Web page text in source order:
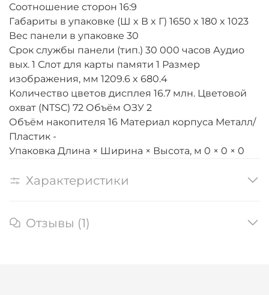
Соотношение сторон 16:9
Габариты в упаковке (Ш x В x Г) 1650 x 180 x 1023
Вес панели в упаковке 30
Срок службы панели (тип.) 30 000 часов Аудио
вых. 1 Слот для карты памяти 1 Размер
изображения, мм 1209.6 x 680.4
Количество цветов дисплея 16.7 млн. Цветовой
охват (NTSC) 72 Объём ОЗУ 2
Объём накопителя 16 Материал корпуса Металл/
Пластик -
Упаковка Длина × Ширина × Высота, м 0 × 0 × 0
Характеристики
Отзывы (1)